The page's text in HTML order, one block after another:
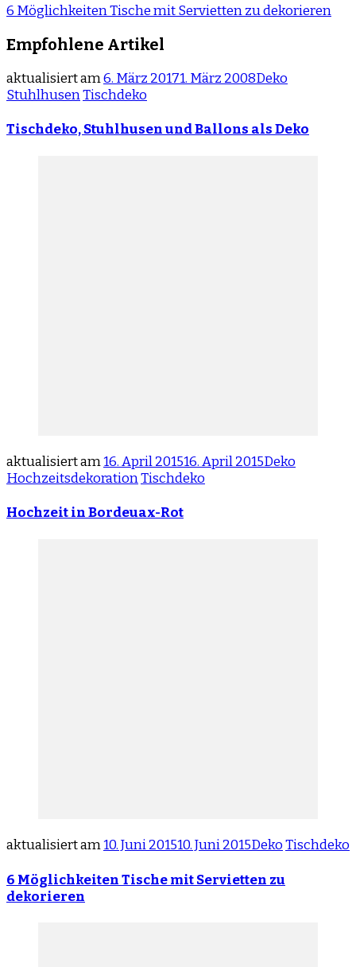
6 Möglichkeiten Tische mit Servietten zu dekorieren
Empfohlene Artikel
aktualisiert am6. März 20171. März 2008Deko
StuhlhusenTischdeko
Tischdeko, Stuhlhusen und Ballons als Deko
aktualisiert am16. April 201516. April 2015Deko
HochzeitsdekorationTischdeko
Hochzeit in Bordeuax-Rot
aktualisiert am10. Juni 201510. Juni 2015DekoTischdeko
6 Möglichkeiten Tische mit Servietten zu
dekorieren